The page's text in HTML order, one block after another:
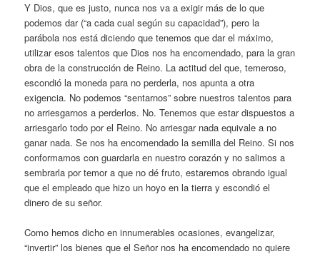
Y Dios, que es justo, nunca nos va a exigir más de lo que
podemos dar (“a cada cual según su capacidad”), pero la
parábola nos está diciendo que tenemos que dar el máximo,
utilizar esos talentos que Dios nos ha encomendado, para la gran
obra de la construcción de Reino. La actitud del que, temeroso,
escondió la moneda para no perderla, nos apunta a otra
exigencia. No podemos “sentarnos” sobre nuestros talentos para
no arriesgarnos a perderlos. No. Tenemos que estar dispuestos a
arriesgarlo todo por el Reino. No arriesgar nada equivale a no
ganar nada. Se nos ha encomendado la semilla del Reino. Si nos
conformamos con guardarla en nuestro corazón y no salimos a
sembrarla por temor a que no dé fruto, estaremos obrando igual
que el empleado que hizo un hoyo en la tierra y escondió el
dinero de su señor.
Como hemos dicho en innumerables ocasiones, evangelizar,
“invertir” los bienes que el Señor nos ha encomendado no quiere